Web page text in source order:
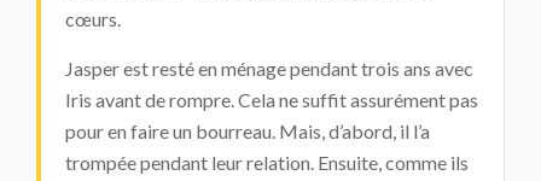
cœurs.
Jasper est resté en ménage pendant trois ans avec
Iris avant de rompre. Cela ne suffit assurément pas
pour en faire un bourreau. Mais, d’abord, il l’a
trompée pendant leur relation. Ensuite, comme ils